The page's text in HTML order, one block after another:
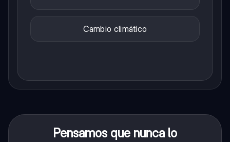
Cambio climático
Pensamos que nunca lo